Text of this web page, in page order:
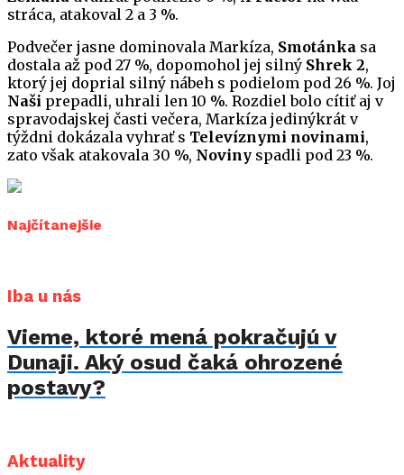
stráca, atakoval 2 a 3 %.
Podvečer jasne dominovala Markíza, Smotánka sa
dostala až pod 27 %, dopomohol jej silný Shrek 2,
ktorý jej doprial silný nábeh s podielom pod 26 %. Joj
Naši prepadli, uhrali len 10 %. Rozdiel bolo cítiť aj v
spravodajskej časti večera, Markíza jedinýkrát v
týždni dokázala vyhrať s Televíznymi novinami,
zato však atakovala 30 %, Noviny spadli pod 23 %.
Najčítanejšie
Iba u nás
Vieme, ktoré mená pokračujú v
Dunaji. Aký osud čaká ohrozené
postavy?
Aktuality